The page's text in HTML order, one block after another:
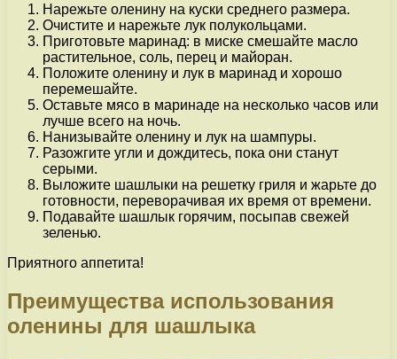
Нарежьте оленину на куски среднего размера.
Очистите и нарежьте лук полукольцами.
Приготовьте маринад: в миске смешайте масло
растительное, соль, перец и майоран.
Положите оленину и лук в маринад и хорошо
перемешайте.
Оставьте мясо в маринаде на несколько часов или
лучше всего на ночь.
Нанизывайте оленину и лук на шампуры.
Разожгите угли и дождитесь, пока они станут
серыми.
Выложите шашлыки на решетку гриля и жарьте до
готовности, переворачивая их время от времени.
Подавайте шашлык горячим, посыпав свежей
зеленью.
Приятного аппетита!
Преимущества использования
оленины для шашлыка